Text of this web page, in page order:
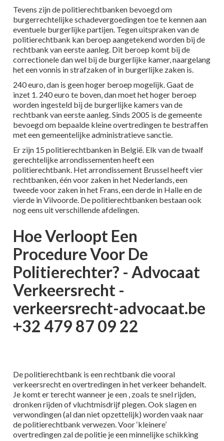
Tevens zijn de politierechtbanken bevoegd om
burgerrechtelijke schadevergoedingen toe te kennen aan
eventuele burgerlijke partijen. Tegen uitspraken van de
politierechtbank kan beroep aangetekend worden bij de
rechtbank van eerste aanleg. Dit beroep komt bij de
correctionele dan wel bij de burgerlijke kamer, naargelang
het een vonnis in strafzaken of in burgerlijke zaken is.
240 euro, dan is geen hoger beroep mogelijk. Gaat de
inzet 1. 240 euro te boven, dan moet het hoger beroep
worden ingesteld bij de burgerlijke kamers van de
rechtbank van eerste aanleg. Sinds 2005 is de gemeente
bevoegd om bepaalde kleine overtredingen te bestraffen
met een gemeentelijke administratieve sanctie.
Er zijn 15 politierechtbanken in België. Elk van de twaalf
gerechtelijke arrondissementen heeft een
politierechtbank. Het arrondissement Brussel heeft vier
rechtbanken, één voor zaken in het Nederlands, een
tweede voor zaken in het Frans, een derde in Halle en de
vierde in Vilvoorde. De politierechtbanken bestaan ook
nog eens uit verschillende afdelingen.
Hoe Verloopt Een
Procedure Voor De
Politierechter? - Advocaat
Verkeersrecht -
verkeersrecht-advocaat.be
+32 479 87 09 22
De politierechtbank is een rechtbank die vooral
verkeersrecht en overtredingen in het verkeer behandelt.
Je komt er terecht wanneer je een , zoals te snel rijden,
dronken rijden of vluchtmisdrijf plegen. Ook slagen en
verwondingen (al dan niet opzettelijk) worden vaak naar
de politierechtbank verwezen. Voor ‘kleinere’
overtredingen zal de politie je een minnelijke schikking